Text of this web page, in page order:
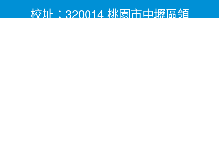
校址：320014 桃園市中壢區領